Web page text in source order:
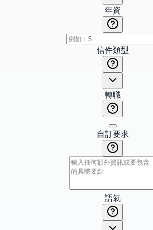
年資
信件類型
轉職
自訂要求
語氣